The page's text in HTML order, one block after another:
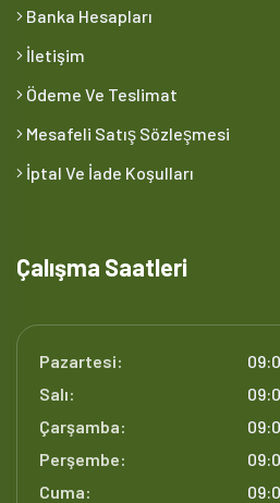
Banka Hesapları
İletişim
Ödeme Ve Teslimat
Mesafeli Satış Sözleşmesi
İptal Ve İade Koşulları
Çalışma Saatleri
Pazartesi:
Salı:
Çarşamba:
Perşembe:
Cuma: